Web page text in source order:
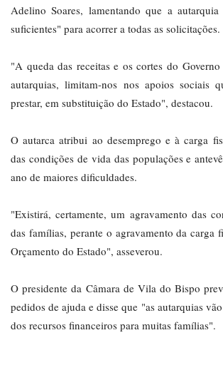
Adelino Soares, lamentando que a
suficientes" para acorrer a todas as solicitações.
"A queda das receitas e os cortes do Governo
autarquias, limitam-nos nos apoios sociais
prestar, em substituição do Estado", destacou.
O autarca atribui ao desemprego e à carga
das condições de vida das populações e
ano de maiores dificuldades.
"Existirá, certamente, um agravamento das
das famílias, perante o agravamento da carga
Orçamento do Estado", asseverou.
O presidente da Câmara de Vila do Bispo
pedidos de ajuda e disse que "as autarquias
dos recursos financeiros para muitas famílias".